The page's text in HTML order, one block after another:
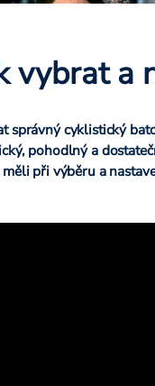
vybrat a
správný cyklistický
pohodlný a
měli při výběru a